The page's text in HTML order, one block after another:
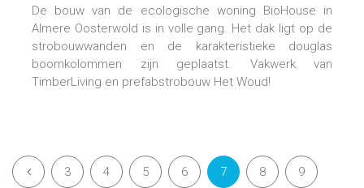
De bouw van de ecologische woning BioHouse in
Almere Oosterwold is in volle gang. Het dak ligt op de
strobouwwanden en de karakteristieke douglas
boomkolommen zijn geplaatst. Vakwerk van
TimberLiving en prefabstrobouw Het Woud!
3 4 5 6 7 8 9